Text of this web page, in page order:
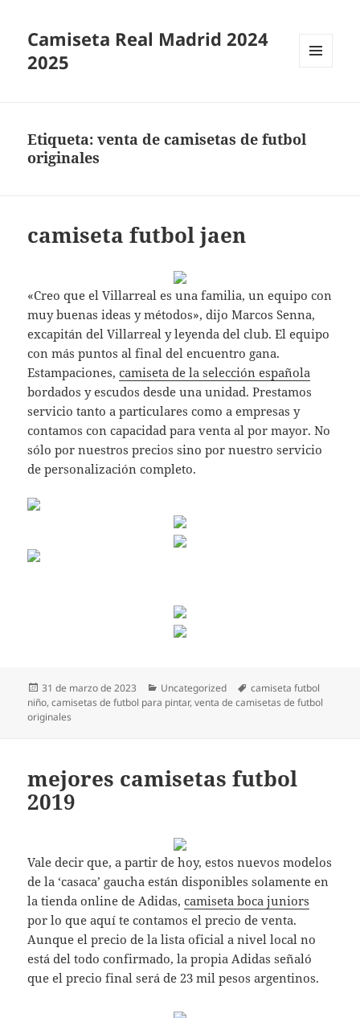
Camiseta Real Madrid 2024
2025
Etiqueta:venta de camisetas de futbol
originales
camiseta futbol jaen
«Creo que el Villarreal es una familia, un equipo con
muy buenas ideas y métodos», dijo Marcos Senna,
excapitán del Villarreal y leyenda del club. El equipo
con más puntos al final del encuentro gana.
Estampaciones,camiseta de la selección española
bordados y escudos desde una unidad. Prestamos
servicio tanto a particulares como a empresas y
contamos con capacidad para venta al por mayor. No
sólo por nuestros precios sino por nuestro servicio
de personalización completo.
Publicado
el
31 de marzo de 2023 Categorías
Uncategorized Etiquetas
camiseta futbol
niño,camisetas de futbol para pintar,venta de camisetas de futbol
originales
mejores camisetas futbol
2019
Vale decir que, a partir de hoy, estos nuevos modelos
de la ‘casaca’ gaucha están disponibles solamente en
la tienda online de Adidas,camiseta boca juniors
por lo que aquí te contamos el precio de venta.
Aunque el precio de la lista oficial a nivel local no
está del todo confirmado, la propia Adidas señaló
que el precio final será de 23 mil pesos argentinos.